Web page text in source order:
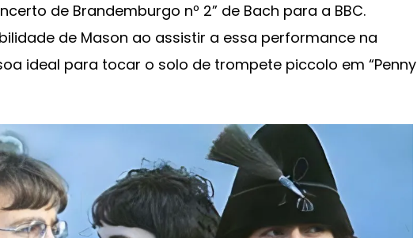
de Brandemburgo nº 2” de Bach para a BBC.
de Mason ao assistir a essa performance na
ideal para tocar o solo de trompete piccolo em “Penny